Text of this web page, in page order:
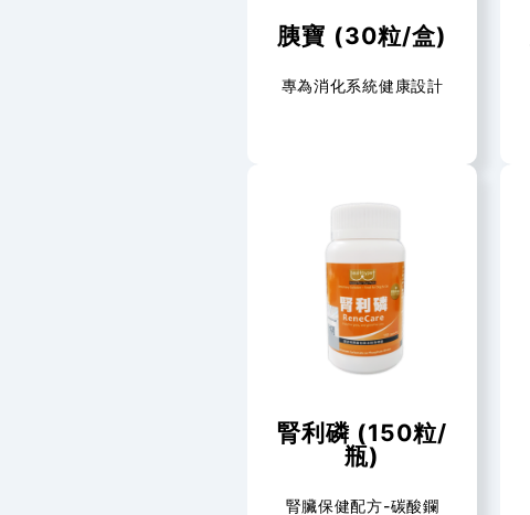
胰寶 (30粒/盒)
專為消化系統健康設計
腎利磷 (150粒/
瓶)
腎臟保健配方-碳酸鑭